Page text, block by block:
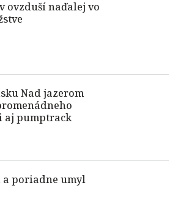
ovzduší naďalej vo
Nad jazerom
aj pumptrack
a poriadne umyl